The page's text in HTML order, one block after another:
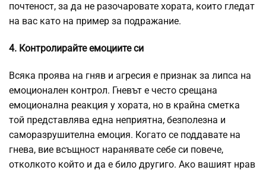
почтеност, за да не разочаровате хората, които гледат
на вас като на пример за подражание.
4. Контролирайте емоциите си
Всяка проява на гняв и агресия е признак за липса на
емоционален контрол. Гневът е често срещана
емоционална реакция у хората, но в крайна сметка
той представлява една неприятна, безполезна и
саморазрушителна емоция. Когато се поддавате на
гнева, вие всъщност наранявате себе си повече,
отколкото който и да е било другиго. Ако вашият нрав